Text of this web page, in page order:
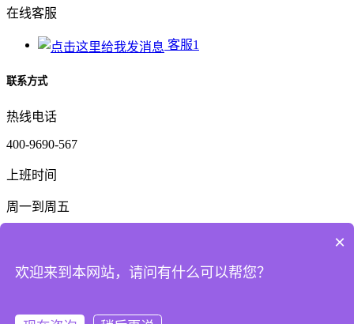
在线客服
客服1
联系方式
热线电话
400-9690-567
上班时间
周一到周五
159-6325-3782
×
欢迎来到本网站，请问有什么可以帮您？